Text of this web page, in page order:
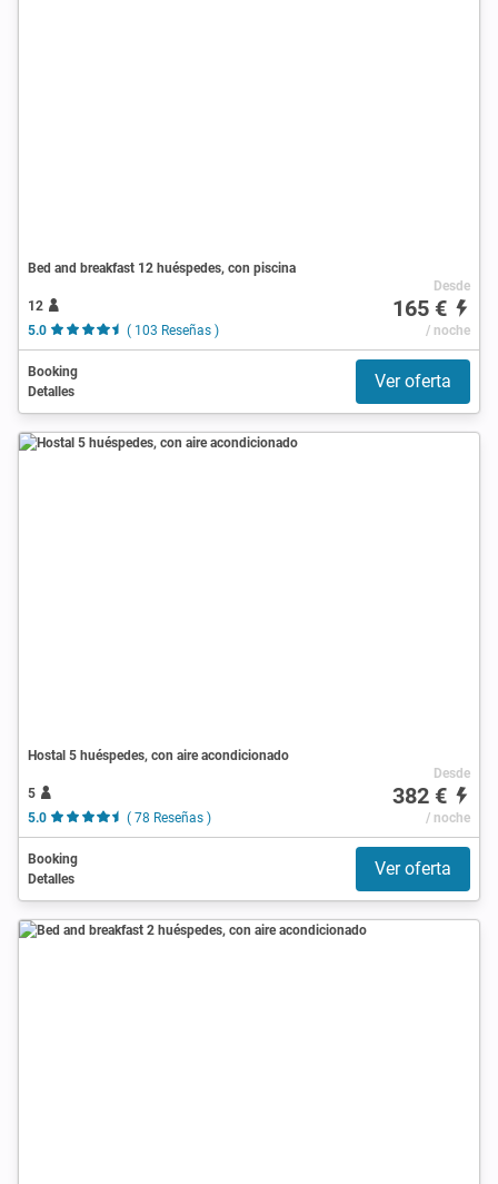
Bed and breakfast 12 huéspedes, con piscina
12
5.0
( 103 Reseñas )
Desde
165 €
/ noche
Booking
Detalles
Ver oferta
Hostal 5 huéspedes, con aire acondicionado
5
5.0
( 78 Reseñas )
Desde
382 €
/ noche
Booking
Detalles
Ver oferta